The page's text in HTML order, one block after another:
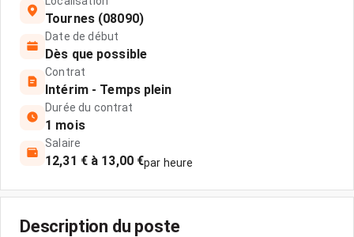
Tournes (08090)
Date de début
Dès que possible
Contrat
Intérim - Temps plein
Durée du contrat
1 mois
Salaire
12,31 € à 13,00 €par heure
Description du poste